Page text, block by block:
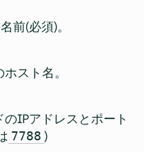
前(必須)。
スト名。
IPアドレスとポート
7788 )